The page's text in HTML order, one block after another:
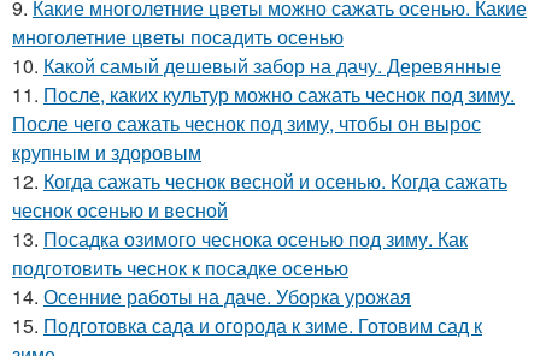
9. Какие многолетние цветы можно сажать осенью. Какие
многолетние цветы посадить осенью
10. Какой самый дешевый забор на дачу. Деревянные
11. После, каких культур можно сажать чеснок под зиму.
После чего сажать чеснок под зиму, чтобы он вырос
крупным и здоровым
12. Когда сажать чеснок весной и осенью. Когда сажать
чеснок осенью и весной
13. Посадка озимого чеснока осенью под зиму. Как
подготовить чеснок к посадке осенью
14. Осенние работы на даче. Уборка урожая
15. Подготовка сада и огорода к зиме. Готовим сад к